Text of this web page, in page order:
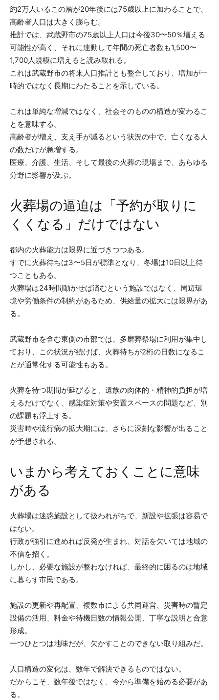
約2万人いるこの層が20年後には75歳以上に加わることで、
高齢者人口は大きく膨らむ。
推計では、武蔵野市の75歳以上人口は今後30〜50％増える
可能性が高く、それに連動して年間の死亡者数も1,500〜
1,700人規模に増えると読み取れる。
これは武蔵野市の将来人口推計とも整合しており、増加が一
時的ではなく長期にわたることを示している。
これは単純な増減ではなく、社会そのものの構造が変わるこ
とを意味する。
高齢者が増え、支え手が減るという状況の中で、亡くなる人
の数だけが急増する。
医療、介護、生活、そして最後の火葬の現場まで、あらゆる
分野に影響が及ぶ。
火葬場の逼迫は「予約が取りに
くくなる」だけではない
都内の火葬能力は限界に近づきつつある。
すでに火葬待ちは3〜5日が標準となり、冬場は10日以上待
つこともある。
火葬場は24時間動かせば済むという施設ではなく、周辺環
境や労働条件の制約があるため、供給量の拡大には限界があ
る。
武蔵野市を含む東側の市部では、多磨葬祭場に利用が集中し
ており、この状況が続けば、火葬待ちが2桁の日数になるこ
とが通常化する可能性もある。
火葬を待つ期間が延びると、遺族の肉体的・精神的負担が増
えるだけでなく、感染症対策や安置スペースの問題など、別
の課題も浮上する。
災害時や流行病の拡大期には、さらに深刻な影響が出ること
が予想される。
いまから考えておくことに意味
がある
火葬場は迷惑施設として扱われがちで、新設や拡張は容易で
はない。
行政が強引に進めれば反発が生まれ、対話を欠いては地域の
不信を招く。
しかし、必要な施設が整わなければ、最終的に困るのは地域
に暮らす市民である。
施設の更新や再配置、複数市による共同運営、災害時の暫定
設備の活用、料金や待機日数の情報公開、丁寧な説明と合意
形成。
一つひとつは地味だが、欠かすことのできない取り組みだ。
人口構造の変化は、数年で解決できるものではない。
だからこそ、数年後ではなく、今から準備を始める必要があ
る。